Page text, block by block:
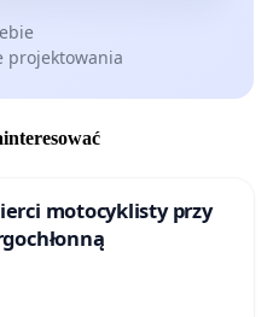
projektowania
motocyklisty przy